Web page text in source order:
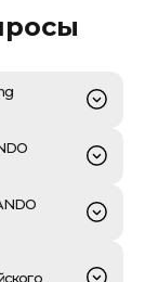
Ssangyong
начать с
дилерских
истории
на
так и
и
Korando